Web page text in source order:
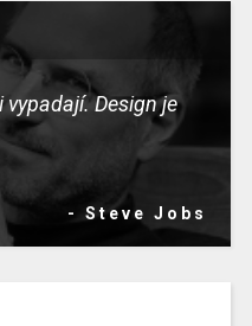
vypadají. Design je
- Steve Jobs